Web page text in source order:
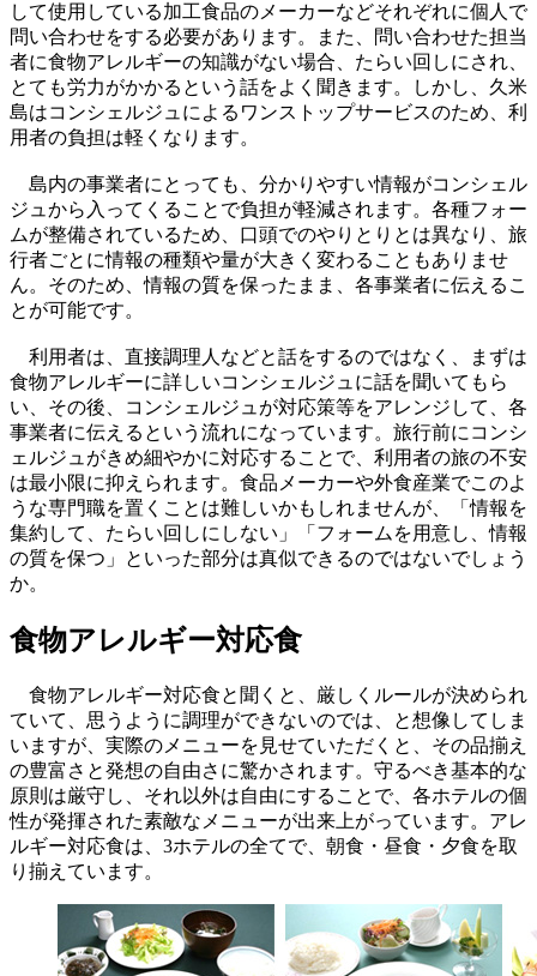
して使用している加工食品のメーカーなどそれぞれに個人で
問い合わせをする必要があります。また、問い合わせた担当
者に食物アレルギーの知識がない場合、たらい回しにされ、
とても労力がかかるという話をよく聞きます。しかし、久米
島はコンシェルジュによるワンストップサービスのため、利
用者の負担は軽くなります。
島内の事業者にとっても、分かりやすい情報がコンシェル
ジュから入ってくることで負担が軽減されます。各種フォー
ムが整備されているため、口頭でのやりとりとは異なり、旅
行者ごとに情報の種類や量が大きく変わることもありませ
ん。そのため、情報の質を保ったまま、各事業者に伝えるこ
とが可能です。
利用者は、直接調理人などと話をするのではなく、まずは
食物アレルギーに詳しいコンシェルジュに話を聞いてもら
い、その後、コンシェルジュが対応策等をアレンジして、各
事業者に伝えるという流れになっています。旅行前にコンシ
ェルジュがきめ細やかに対応することで、利用者の旅の不安
は最小限に抑えられます。食品メーカーや外食産業でこのよ
うな専門職を置くことは難しいかもしれませんが、「情報を
集約して、たらい回しにしない」「フォームを用意し、情報
の質を保つ」といった部分は真似できるのではないでしょう
か。
食物アレルギー対応食
食物アレルギー対応食と聞くと、厳しくルールが決められ
ていて、思うように調理ができないのでは、と想像してしま
いますが、実際のメニューを見せていただくと、その品揃え
の豊富さと発想の自由さに驚かされます。守るべき基本的な
原則は厳守し、それ以外は自由にすることで、各ホテルの個
性が発揮された素敵なメニューが出来上がっています。アレ
ルギー対応食は、3ホテルの全てで、朝食・昼食・夕食を取
り揃えています。